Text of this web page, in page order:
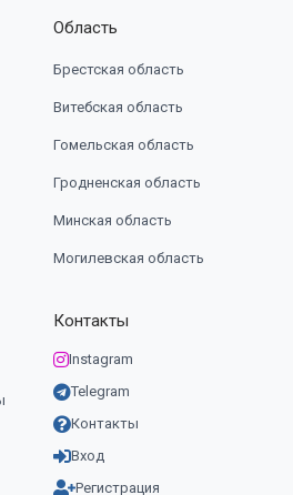
Область
Брестская область
Витебская область
Гомельская область
Гродненская область
Минская область
Могилевская область
Контакты
Instagram
Telegram
Контакты
Вход
Регистрация